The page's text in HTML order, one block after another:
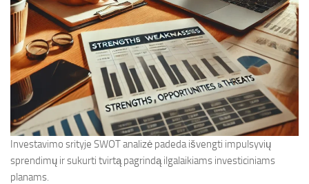
Investavimo srityje SWOT analizė padeda išvengti impulsyvių
sprendimų ir sukurti tvirtą pagrindą ilgalaikiams investiciniams
planams.